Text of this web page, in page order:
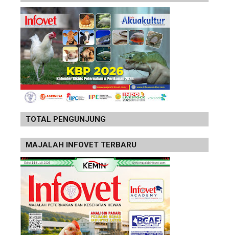
TOTAL PENGUNJUNG
MAJALAH INFOVET TERBARU